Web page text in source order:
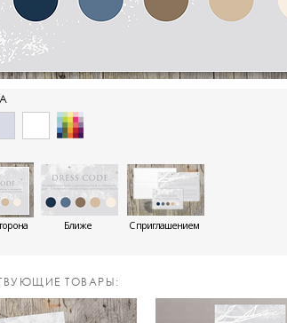
Ближе С приглашением
ТОВАРЫ: